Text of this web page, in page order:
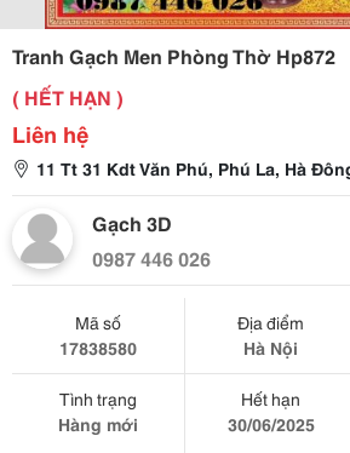
Tranh Gạch Men Phòng Thờ Hp872
( HẾT HẠN )
Liên hệ
11 Tt 31 Kdt Văn Phú, Phú La, Hà
Gạch 3D
0987 446 026
Mã số
17838580
Địa điểm
Hà Nội
Tình trạng
Hàng mới
Hết hạn
30/06/2025